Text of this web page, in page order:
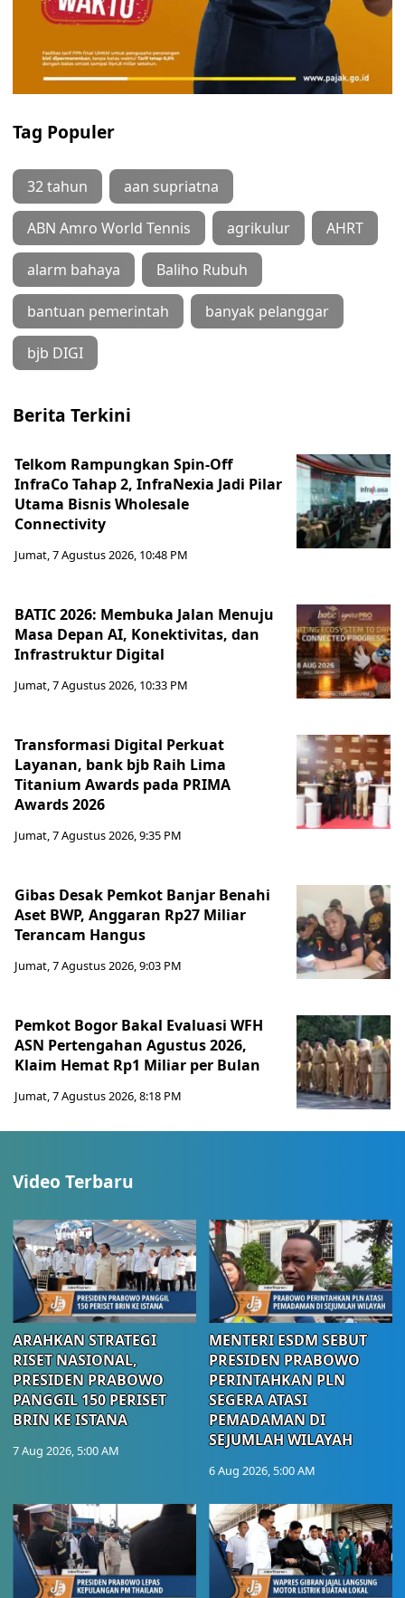
Tag Populer
32 tahun aan supriatna
ABN Amro World Tennis agrikulur AHRT
alarm bahaya Baliho Rubuh
bantuan pemerintah banyak pelanggar
bjb DIGI
Berita Terkini
Telkom Rampungkan Spin-Off
InfraCo Tahap 2, InfraNexia Jadi Pilar
Utama Bisnis Wholesale
Connectivity
Jumat, 7 Agustus 2026, 10:48 PM
BATIC 2026: Membuka Jalan Menuju
Masa Depan AI, Konektivitas, dan
Infrastruktur Digital
Jumat, 7 Agustus 2026, 10:33 PM
Transformasi Digital Perkuat
Layanan, bank bjb Raih Lima
Titanium Awards pada PRIMA
Awards 2026
Jumat, 7 Agustus 2026, 9:35 PM
Gibas Desak Pemkot Banjar Benahi
Aset BWP, Anggaran Rp27 Miliar
Terancam Hangus
Jumat, 7 Agustus 2026, 9:03 PM
Pemkot Bogor Bakal Evaluasi WFH
ASN Pertengahan Agustus 2026,
Klaim Hemat Rp1 Miliar per Bulan
Jumat, 7 Agustus 2026, 8:18 PM
Video Terbaru
ARAHKAN STRATEGI
RISET NASIONAL,
PRESIDEN PRABOWO
PANGGIL 150 PERISET
BRIN KE ISTANA
7 Aug 2026, 5:00 AM
MENTERI ESDM SEBUT
PRESIDEN PRABOWO
PERINTAHKAN PLN
SEGERA ATASI
PEMADAMAN DI
SEJUMLAH WILAYAH
6 Aug 2026, 5:00 AM